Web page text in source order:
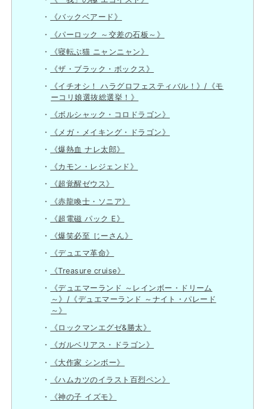
《バックベアード》
《パーロック ～交差の石板～》
《寝転ぶ猫 ニャンニャン》
《ザ・ブラック・ボックス》
《イチオシ！ ハラグロフェスティバル！》/《モ
ーコリ娘選抜総選挙！》
《ボルシャック・コロドラゴン》
《メガ・メイキング・ドラゴン》
《爆熱血 ナレ太郎》
《カモン・レジェンド》
《超覚醒ゼウス》
《赤龍喚士・ソニア》
《超電磁 パック E》
《爆笑必至 じーさん》
《デュエマ革命》
《Treasure cruise》
《デュエマーランド ～レインボー・ドリーム
～》/《デュエマーランド ～ナイト・パレード
～》
《ロックマンエグゼ&勝太》
《ガルベリアス・ドラゴン》
《大作家 シンボー》
《ハムカツのイラスト百烈ペン》
《神の子 イズモ》